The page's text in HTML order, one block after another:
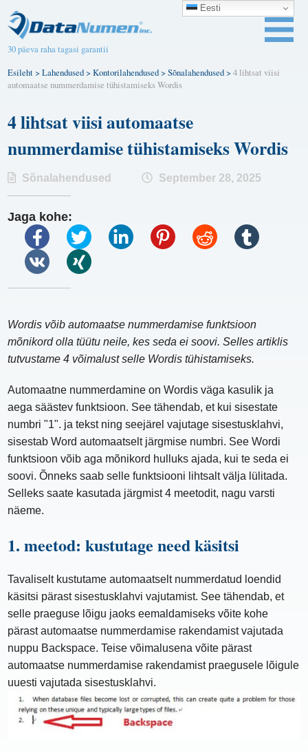
30 päeva raha tagasi garantii
Esileht>Lahendused>Kontorilahendused>Sõnalahendused>4 lihtsat viisi
automaatse nummerdamise tühistamiseks Wordis
4 lihtsat viisi automaatse
nummerdamise tühistamiseks Wordis
Sõnalahendused September 28, 2025
Jaga kohe:
Wordis võib automaatse nummerdamise funktsioon
mõnikord olla tüütu neile, kes seda ei soovi. Selles artiklis
tutvustame 4 võimalust selle Wordis tühistamiseks.
Automaatne nummerdamine on Wordis väga kasulik ja
aega säästev funktsioon. See tähendab, et kui sisestate
numbri "1". ja tekst ning seejärel vajutage sisestusklahvi,
sisestab Word automaatselt järgmise numbri. See Wordi
funktsioon võib aga mõnikord hulluks ajada, kui te seda ei
soovi. Õnneks saab selle funktsiooni lihtsalt välja lülitada.
Selleks saate kasutada järgmist 4 meetodit, nagu varsti
näeme.
1. meetod: kustutage need käsitsi
Tavaliselt kustutame automaatselt nummerdatud loendid
käsitsi pärast sisestusklahvi vajutamist. See tähendab, et
selle praeguse lõigu jaoks eemaldamiseks võite kohe
pärast automaatse nummerdamise rakendamist vajutada
nuppu Backspace. Teise võimalusena võite pärast
automaatse nummerdamise rakendamist praegusele lõigule
uuesti vajutada sisestusklahvi.
Eesti